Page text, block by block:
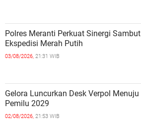
Polres Meranti Perkuat Sinergi Sambut
Ekspedisi Merah Putih
03/08/2026, 21:31 WIB
Gelora Luncurkan Desk Verpol Menuju
Pemilu 2029
02/08/2026, 21:53 WIB